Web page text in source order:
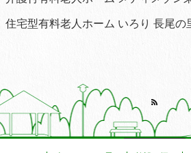
住宅型有料老人ホーム いろり 長尾の